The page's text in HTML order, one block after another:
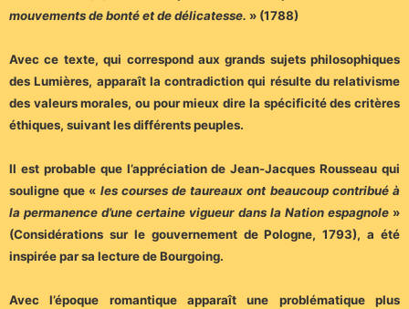
mouvements de bonté et de délicatesse. » (1788)
Avec ce texte, qui correspond aux grands sujets philosophiques
des Lumières, apparaît la contradiction qui résulte du relativisme
des valeurs morales, ou pour mieux dire la spécificité des critères
éthiques, suivant les différents peuples.
Il est probable que l’appréciation de Jean-Jacques Rousseau qui
souligne que « les courses de taureaux ont beaucoup contribué à
la permanence d’une certaine vigueur dans la Nation espagnole»
(Considérations sur le gouvernement de Pologne, 1793), a été
inspirée par sa lecture de Bourgoing.
Avec l’époque romantique apparaît une problématique plus